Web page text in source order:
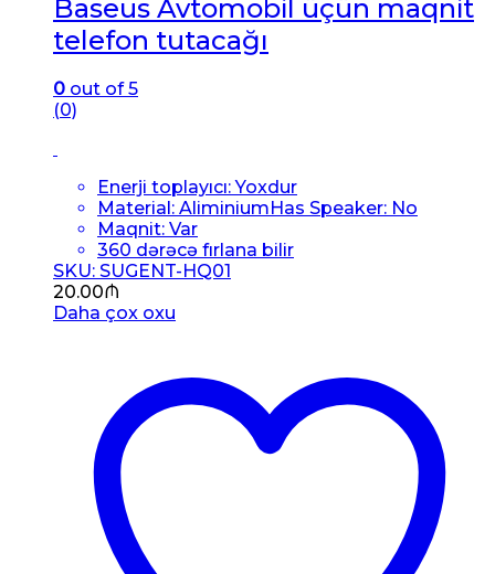
Baseus Avtomobil üçün maqnit
telefon tutacağı
0 out of 5
(0)
Enerji toplayıcı:Yoxdur
Material: AliminiumHas Speaker: No
Maqnit: Var
360 dərəcə fırlana bilir
SKU: SUGENT-HQ01
20.00₼
Daha çox oxu